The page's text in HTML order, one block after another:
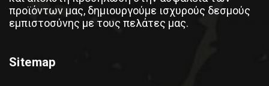
προϊόντων μας, δημιουργούμε ισχυρούς δεσμούς
εμπιστοσύνης με τους πελάτες μας.
Sitemap